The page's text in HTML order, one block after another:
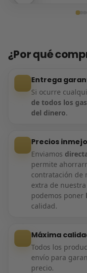
¿Por qué
Entrega
Si ocurre
de todos los
del dinero.
Precios
Enviamos
permite
contratación de
extra de
podemos poner
calidad.
Máxima
Todos los
envío para
precio.